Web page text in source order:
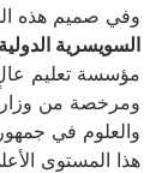
وفي صميم هذه
السويسرية
مؤسسة تعليم
ومرخصة من وزارة
والعلوم في
هذا المستوى